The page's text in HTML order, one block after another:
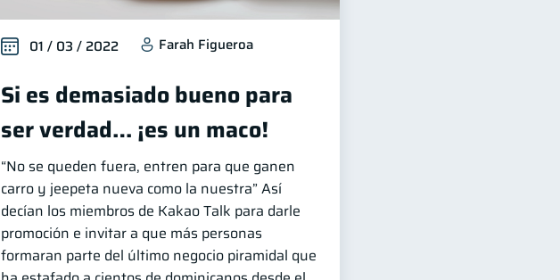
01 / 03 / 2022 Farah Figueroa
Si es demasiado bueno para
ser verdad… ¡es un maco!
“No se queden fuera, entren para que ganen
carro y jeepeta nueva como la nuestra” Así
decían los miembros de Kakao Talk para darle
promoción e invitar a que más personas
formaran parte del último negocio piramidal que